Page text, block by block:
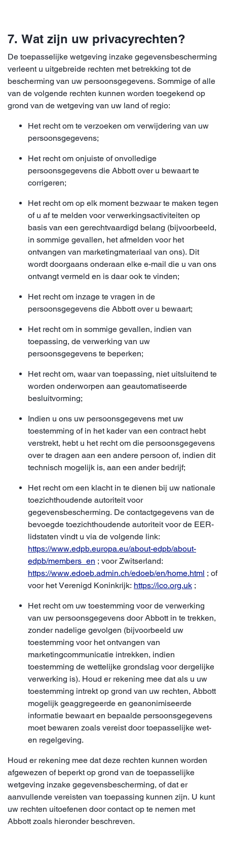
7. Wat zijn uw privacyrechten?
De toepasselijke wetgeving inzake gegevensbescherming
verleent u uitgebreide rechten met betrekking tot de
bescherming van uw persoonsgegevens. Sommige of alle
van de volgende rechten kunnen worden toegekend op
grond van de wetgeving van uw land of regio:
Het recht om te verzoeken om verwijdering van uw
persoonsgegevens;
Het recht om onjuiste of onvolledige
persoonsgegevens die Abbott over u bewaart te
corrigeren;
Het recht om op elk moment bezwaar te maken tegen
of u af te melden voor verwerkingsactiviteiten op
basis van een gerechtvaardigd belang (bijvoorbeeld,
in sommige gevallen, het afmelden voor het
ontvangen van marketingmateriaal van ons). Dit
wordt doorgaans onderaan elke e-mail die u van ons
ontvangt vermeld en is daar ook te vinden;
Het recht om inzage te vragen in de
persoonsgegevens die Abbott over u bewaart;
Het recht om in sommige gevallen, indien van
toepassing, de verwerking van uw
persoonsgegevens te beperken;
Het recht om, waar van toepassing, niet uitsluitend te
worden onderworpen aan geautomatiseerde
besluitvorming;
Indien u ons uw persoonsgegevens met uw
toestemming of in het kader van een contract hebt
verstrekt, hebt u het recht om die persoonsgegevens
over te dragen aan een andere persoon of, indien dit
technisch mogelijk is, aan een ander bedrijf;
Het recht om een klacht in te dienen bij uw nationale
toezichthoudende autoriteit voor
gegevensbescherming. De contactgegevens van de
bevoegde toezichthoudende autoriteit voor de EER-
lidstaten vindt u via de volgende link:
https://www.edpb.europa.eu/about-edpb/about-
edpb/members_en ; voor Zwitserland:
https://www.edoeb.admin.ch/edoeb/en/home.html ; of
voor het Verenigd Koninkrijk: https://ico.org.uk ;
Het recht om uw toestemming voor de verwerking
van uw persoonsgegevens door Abbott in te trekken,
zonder nadelige gevolgen (bijvoorbeeld uw
toestemming voor het ontvangen van
marketingcommunicatie intrekken, indien
toestemming de wettelijke grondslag voor dergelijke
verwerking is). Houd er rekening mee dat als u uw
toestemming intrekt op grond van uw rechten, Abbott
mogelijk geaggregeerde en geanonimiseerde
informatie bewaart en bepaalde persoonsgegevens
moet bewaren zoals vereist door toepasselijke wet-
en regelgeving.
Houd er rekening mee dat deze rechten kunnen worden
afgewezen of beperkt op grond van de toepasselijke
wetgeving inzake gegevensbescherming, of dat er
aanvullende vereisten van toepassing kunnen zijn. U kunt
uw rechten uitoefenen door contact op te nemen met
Abbott zoals hieronder beschreven.